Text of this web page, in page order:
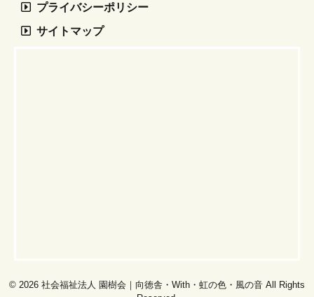
プライバシーポリシー
サイトマップ
© 2026 社会福祉法人 園樹会｜向徳舎・With・虹の色・風の音 All Rights